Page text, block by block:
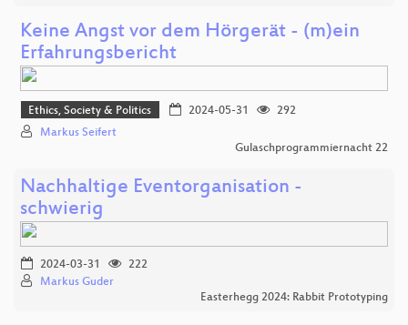
Keine Angst vor dem Hörgerät - (m)ein
Erfahrungsbericht
Ethics, Society & Politics 2024-05-31
292
Markus Seifert
Gulaschprogrammiernacht 22
Nachhaltige Eventorganisation -
schwierig
2024-03-31
222
Markus Guder
Easterhegg 2024: Rabbit Prototyping